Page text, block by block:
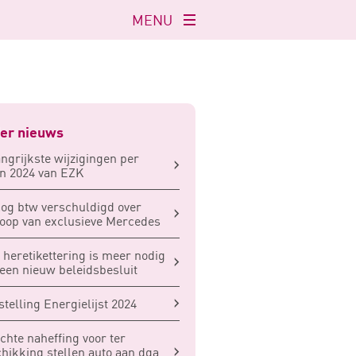
Navigatie
openen
MENU
nieuws
wijzigingen per
2024 van EZK
btw verschuldigd over
van exclusieve Mercedes
heretikettering is meer nodig
nieuw beleidsbesluit
Energielijst 2024
naheffing voor ter
stellen auto aan dga